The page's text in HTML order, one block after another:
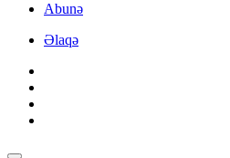
Abunə
Əlaqə